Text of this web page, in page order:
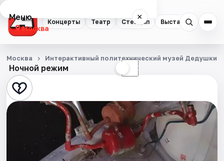
Концерты Театр Стендап Выставки
Меню ×
Москва
Концерты
Театр
Стендап
Квесты
Ночной режим ☾
Москва Интерактивный политехнический музей Дедушкин